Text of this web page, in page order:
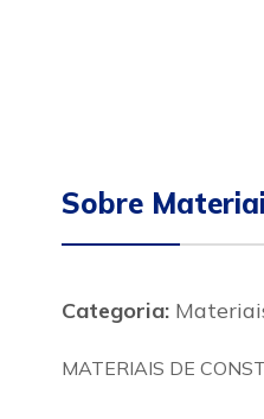
Sobre
Categoria:
MATERIAIS DE